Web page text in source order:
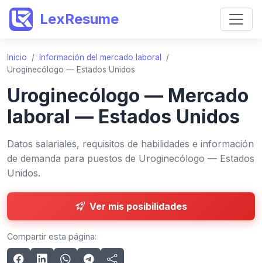
LexResume
Inicio / Información del mercado laboral
/
Uroginecólogo — Estados Unidos
Uroginecólogo — Mercado
laboral — Estados Unidos
Datos salariales, requisitos de habilidades e información
de demanda para puestos de Uroginecólogo — Estados
Unidos.
Ver mis posibilidades
Compartir esta página: